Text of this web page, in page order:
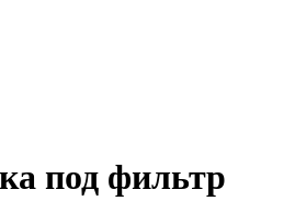
под фильтр